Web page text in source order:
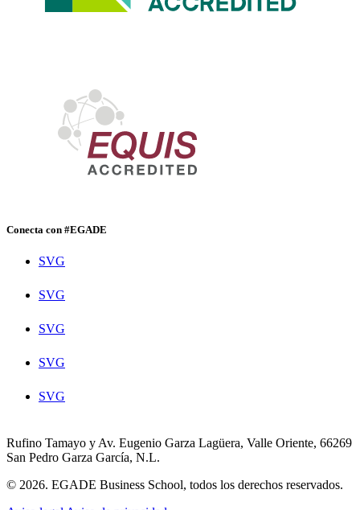
Conecta con #EGADE
SVG
SVG
SVG
SVG
SVG
Rufino Tamayo y Av. Eugenio Garza Lagüera, Valle Oriente, 66269
San Pedro Garza García, N.L.
© 2026. EGADE Business School, todos los derechos reservados.